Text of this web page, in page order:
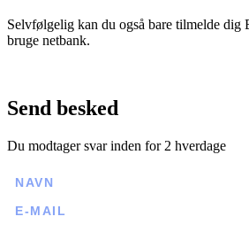
Selvfølgelig kan du også bare tilmelde dig
bruge netbank.
Send besked
Du modtager svar inden for 2 hverdage